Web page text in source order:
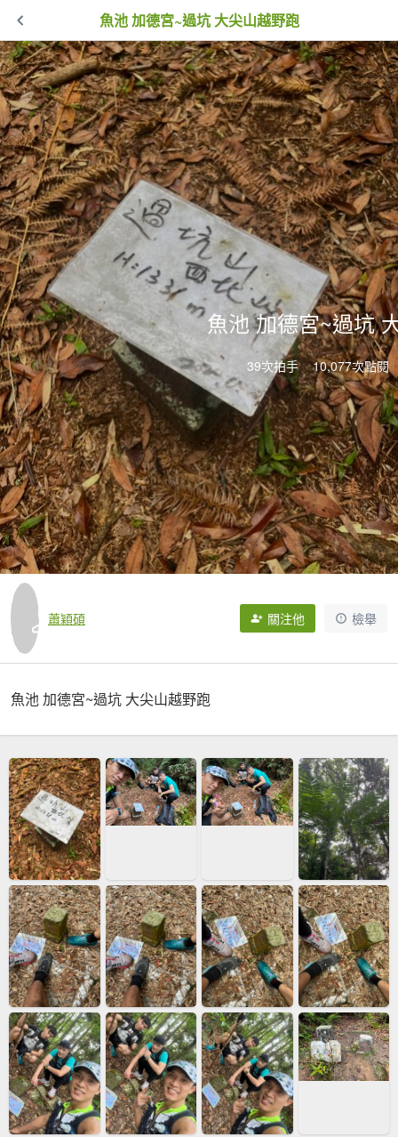
魚池 加德宮~過坑 大尖山越野跑
魚池 加德宮~過坑
39次拍手 10,077次點閱
蕭穎碩 關注他 檢舉
魚池 加德宮~過坑 大尖山越野跑